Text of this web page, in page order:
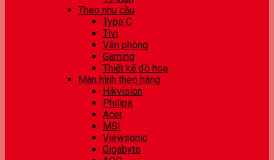
Theo nhu cầu
Type C
Tivi
Văn phòng
Gaming
Thiết kế đồ hoạ
Màn hình theo hãng
Hikvision
Philips
Acer
MSI
Viewsonic
Gigabyte